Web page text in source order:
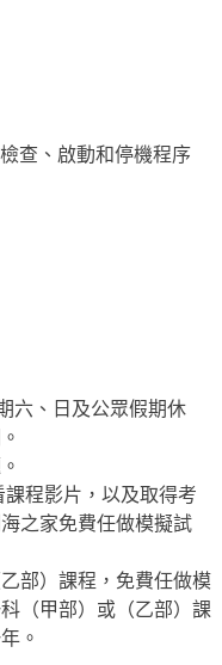
查、啟動和停機程序
六、日及公眾假期休
程影片，以及取得考
之家免費任做模擬試
部）課程，免費任做模
（甲部）或（乙部）課
。